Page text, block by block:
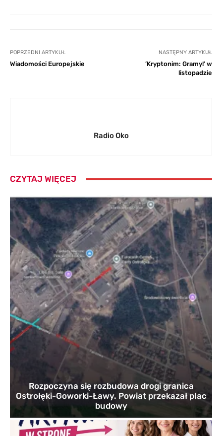
POPRZEDNI ARTYKUŁ
Wiadomości Europejskie
NASTĘPNY ARTYKUŁ
’Kryptonim: Gramy!’ w
listopadzie
Radio Oko
CZYTAJ WIĘCEJ
Rozpoczyna się rozbudowa drogi granica
Ostrołęki-Goworki-Ławy. Powiat przekazał plac
budowy